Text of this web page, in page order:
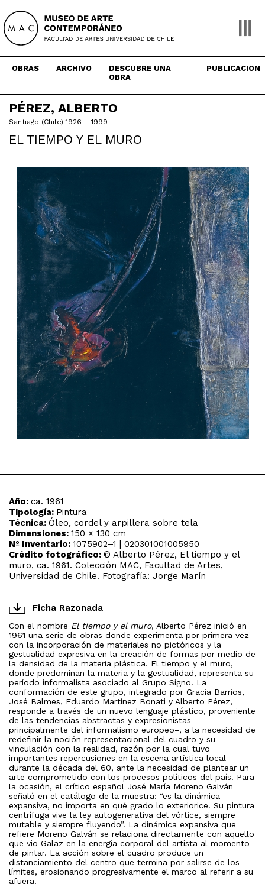
content
OBRAS ARCHIVO
DESCUBRE UNA
OBRA
PÉREZ, ALBERTO
Santiago (Chile) 1926 – 1999
EL TIEMPO Y EL MURO
Año: ca. 1961
Tipología: Pintura
Técnica: Óleo, cordel y arpillera sobre tela
Dimensiones: 150 × 130 cm
Nº Inventario: 1075902–1 | 020301001005950
Crédito fotográfico: © Alberto Pérez, El tiempo y el
muro, ca. 1961. Colección MAC, Facultad de Artes,
Universidad de Chile. Fotografía: Jorge Marín
Ficha Razonada
Con el nombre El tiempo y el muro, Alberto Pérez inició en
1961 una serie de obras donde experimenta por primera vez
con la incorporación de materiales no pictóricos y la
gestualidad expresiva en la creación de formas por medio de
la densidad de la materia plástica. El tiempo y el muro,
donde predominan la materia y la gestualidad, representa su
período informalista asociado al Grupo Signo. La
conformación de este grupo, integrado por Gracia Barrios,
José Balmes, Eduardo Martínez Bonati y Alberto Pérez,
responde a través de un nuevo lenguaje plástico, proveniente
de las tendencias abstractas y expresionistas –
principalmente del informalismo europeo–, a la necesidad de
redefinir la noción representacional del cuadro y su
vinculación con la realidad, razón por la cual tuvo
importantes repercusiones en la escena artística local
durante la década del 60, ante la necesidad de plantear un
arte comprometido con los procesos políticos del país. Para
la ocasión, el crítico español José María Moreno Galván
señaló en el catálogo de la muestra: “es la dinámica
expansiva, no importa en qué grado lo exteriorice. Su pintura
centrífuga vive la ley autogenerativa del vórtice, siempre
mutable y siempre fluyendo”. La dinámica expansiva que
refiere Moreno Galván se relaciona directamente con aquello
que vio Galaz en la energía corporal del artista al momento
de pintar. La acción sobre el cuadro produce un
distanciamiento del centro que termina por salirse de los
límites, erosionando progresivamente el marco al referir a su
afuera.